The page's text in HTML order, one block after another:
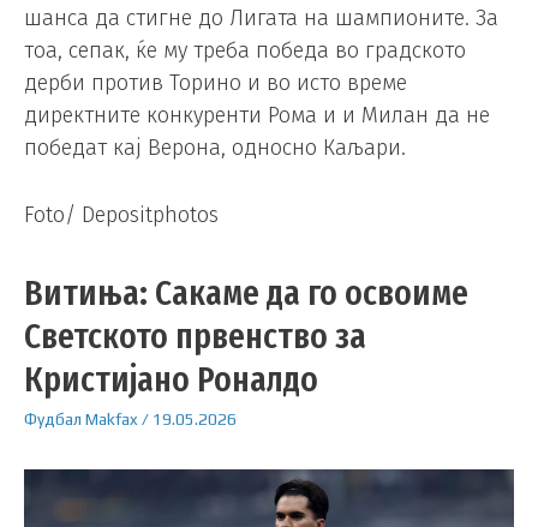
шанса да стигне до Лигата на шампионите. За
тоа, сепак, ќе му треба победа во градското
дерби против Торино и во исто време
директните конкуренти Рома и и Милан да не
победат кај Верона, односно Каљари.
Foto/ Depositphotos
Витиња: Сакаме да го освоиме
Светското првенство за
Кристијано Роналдо
Фудбал Makfax / 19.05.2026